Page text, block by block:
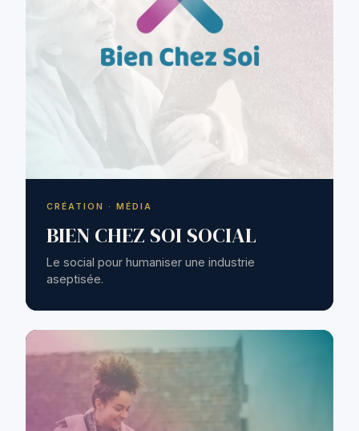
CRÉATION · MÉDIA
BIEN CHEZ SOI SOCIAL
Le social pour humaniser une industrie
aseptisée.